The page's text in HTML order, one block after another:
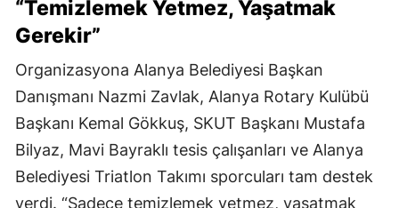
“Temizlemek Yetmez, Yaşatmak
Gerekir”
Organizasyona Alanya Belediyesi Başkan
Danışmanı Nazmi Zavlak, Alanya Rotary Kulübü
Başkanı Kemal Gökkuş, SKUT Başkanı Mustafa
Bilyaz, Mavi Bayraklı tesis çalışanları ve Alanya
Belediyesi Triatlon Takımı sporcuları tam destek
verdi. “Sadece temizlemek yetmez, yaşatmak